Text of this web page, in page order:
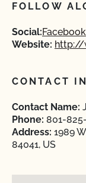
FOLLOW
Social:Facebook
Website: http://
CONTACT
Contact Name:
Phone: 801-
Address: 1989
84041, US